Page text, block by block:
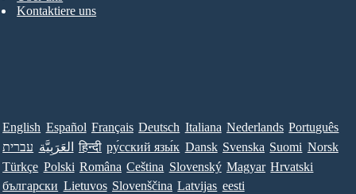
Kontaktiere uns
English Español Français Deutsch Italiana Nederlands Português
עברית العَرَبِيَّة हिन्दी ру́сский язы́к Dansk Svenska Suomi Norsk
Türkçe Polski Româna Ceština Slovenský Magyar Hrvatski
български Lietuvos Slovenščina Latvijas eesti